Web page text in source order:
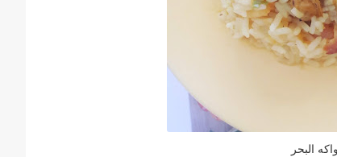
البحر